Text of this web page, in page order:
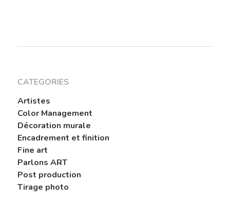
CATEGORIES
Artistes
Color Management
Décoration murale
Encadrement et finition
Fine art
Parlons ART
Post production
Tirage photo